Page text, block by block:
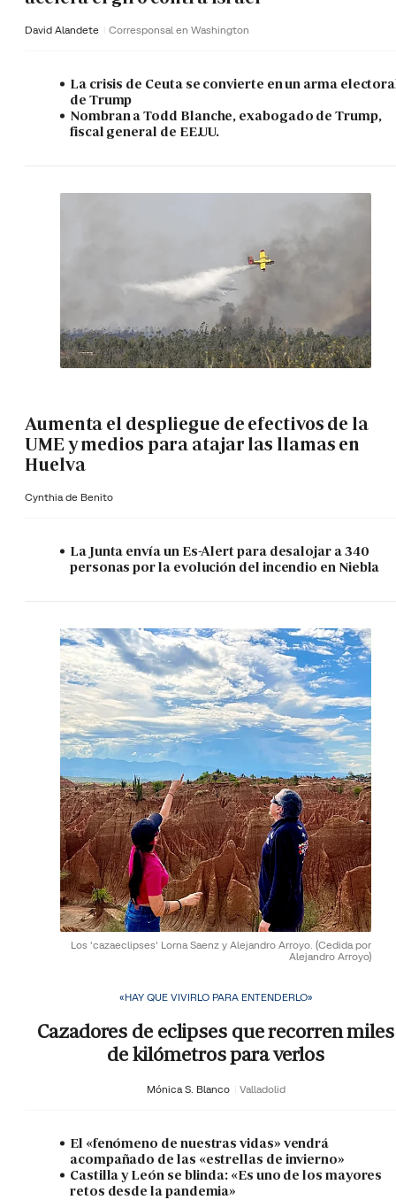
David Alandete Corresponsal en Washington
La crisis de Ceuta se convierte en un arma
de Trump
Nombran a Todd Blanche, exabogado de Trump,
fiscal general de EE.UU.
Aumenta el despliegue de efectivos de la
UME y medios para atajar las llamas en
Huelva
Cynthia de Benito
La Junta envía un Es-Alert para desalojar a 340
personas por la evolución del incendio en Niebla
Los 'cazaeclipses' Lorna Saenz y Alejandro Arroyo. (Cedida por
Alejandro Arroyo)
«HAY QUE VIVIRLO PARA ENTENDERLO»
Cazadores de eclipses que recorren miles
de kilómetros para verlos
Mónica S. Blanco Valladolid
El «fenómeno de nuestras vidas» vendrá
acompañado de las «estrellas de invierno»
Castilla y León se blinda: «Es uno de los mayores
retos desde la pandemia»